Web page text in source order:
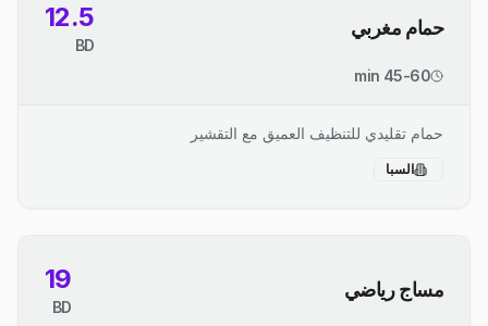
حمام مغربي 12.5
BD
45-60 min
حمام تقليدي للتنظيف العميق مع التقشير
السبا
مساج رياضي 19
BD